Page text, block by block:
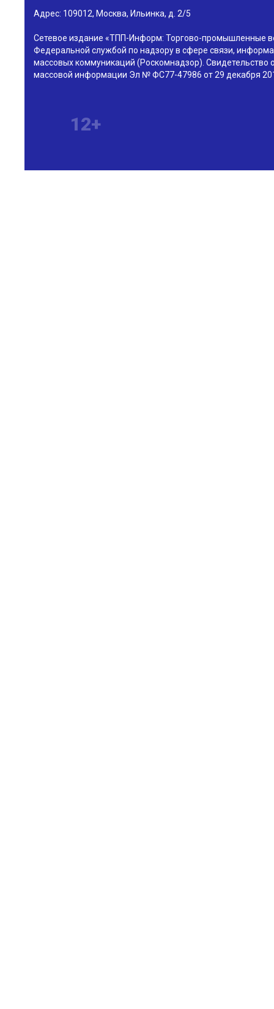
Адрес: 109012, Москва, Ильинка, д. 2/5
Сетевое издание «ТПП-Информ: Торгово-промышленные
Федеральной службой по надзору в сфере связи,
массовых коммуникаций (Роскомнадзор). Свидетельство
массовой информации Эл № ФС77-47986 от 29 декабря
12+